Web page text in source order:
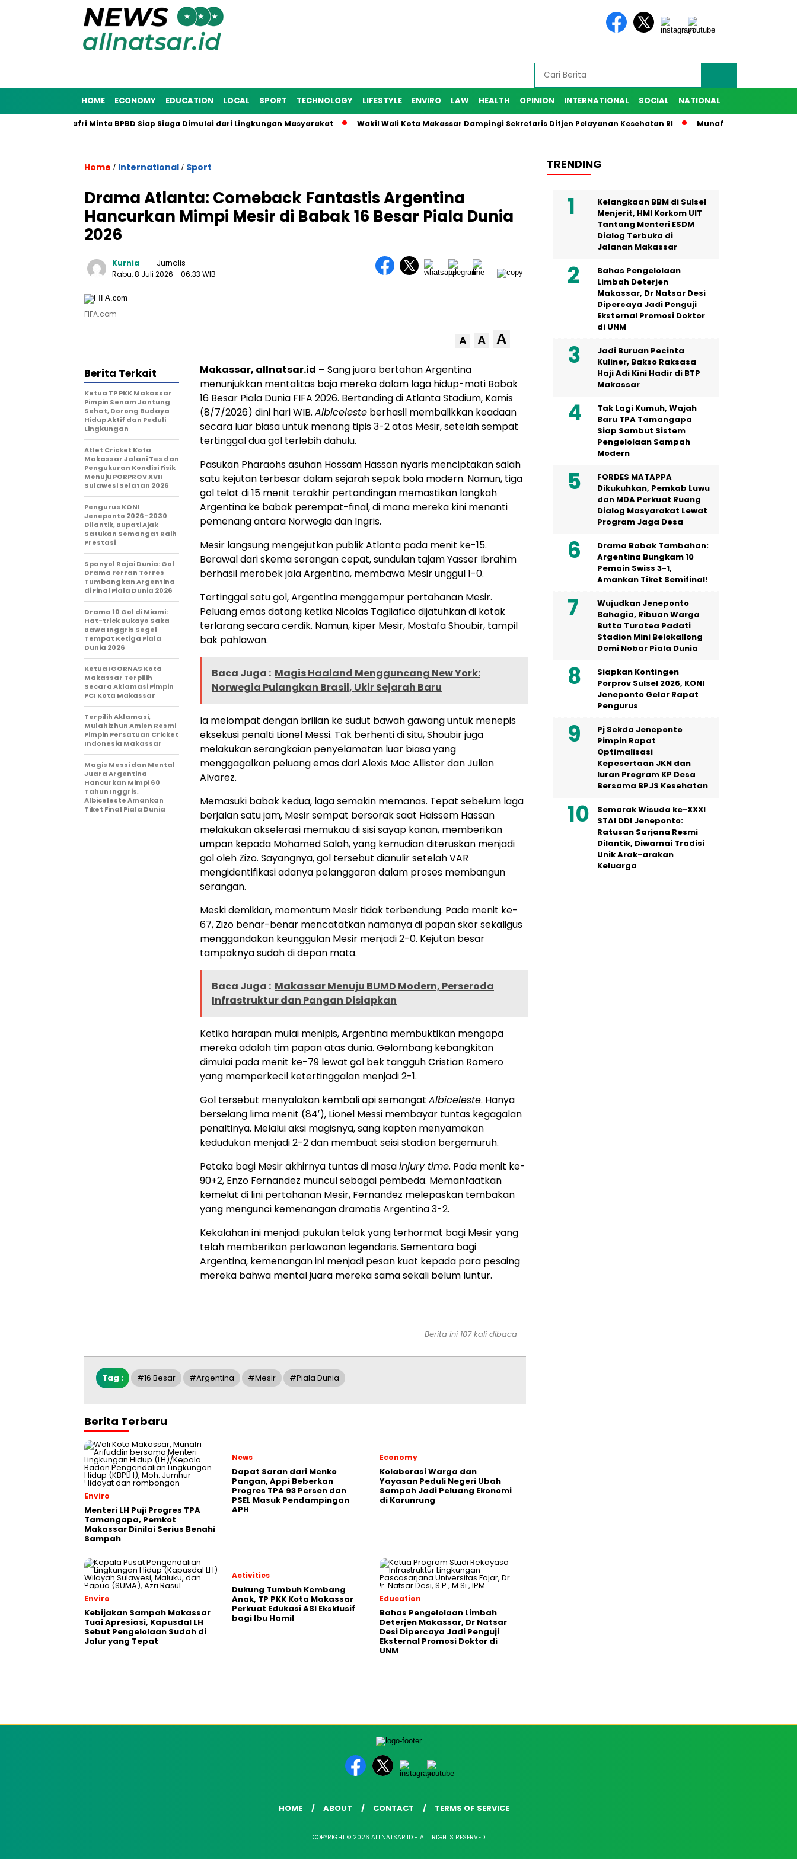
HOME ECONOMY EDUCATION LOCAL SPORT TECHNOLOGY LIFESTYLE ENVIRO LAW HEALTH OPINION INTERNATIONAL SOCIAL NATIONAL
2025, Munafri Minta BPBD Siap Siaga Dimulai dari Lingkungan Masyarakat Wakil Wali Kota Makassar Dampingi Sekretaris Ditjen Pelayanan Kesehatan RI Munafri Harap IKA
Home / International / Sport
Drama Atlanta: Comeback Fantastis Argentina
Hancurkan Mimpi Mesir di Babak 16 Besar Piala Dunia
2026
Kurnia
- Jurnalis
Rabu, 8 Juli 2026 - 06:33 WIB
FIFA.com
A A A
Makassar, allnatsar.id – Sang juara bertahan Argentina
menunjukkan mentalitas baja mereka dalam laga hidup-mati Babak
16 Besar Piala Dunia FIFA 2026. Bertanding di Atlanta Stadium, Kamis
(8/7/2026) dini hari WIB. Albiceleste berhasil membalikkan keadaan
secara luar biasa untuk menang tipis 3-2 atas Mesir, setelah sempat
tertinggal dua gol terlebih dahulu.
Pasukan Pharaohs asuhan Hossam Hassan nyaris menciptakan salah
satu kejutan terbesar dalam sejarah sepak bola modern. Namun, tiga
gol telat di 15 menit terakhir pertandingan memastikan langkah
Argentina ke babak perempat-final, di mana mereka kini menanti
pemenang antara Norwegia dan Ingris.
Mesir langsung mengejutkan publik Atlanta pada menit ke-15.
Berawal dari skema serangan cepat, sundulan tajam Yasser Ibrahim
berhasil merobek jala Argentina, membawa Mesir unggul 1-0.
Tertinggal satu gol, Argentina menggempur pertahanan Mesir.
Peluang emas datang ketika Nicolas Tagliafico dijatuhkan di kotak
terlarang secara cerdik. Namun, kiper Mesir, Mostafa Shoubir, tampil
bak pahlawan.
Baca Juga : Magis Haaland Mengguncang New York:
Norwegia Pulangkan Brasil, Ukir Sejarah Baru
Ia melompat dengan brilian ke sudut bawah gawang untuk menepis
eksekusi penalti Lionel Messi. Tak berhenti di situ, Shoubir juga
melakukan serangkaian penyelamatan luar biasa yang
menggagalkan peluang emas dari Alexis Mac Allister dan Julian
Alvarez.
Memasuki babak kedua, laga semakin memanas. Tepat sebelum laga
berjalan satu jam, Mesir sempat bersorak saat Haissem Hassan
melakukan akselerasi memukau di sisi sayap kanan, memberikan
umpan kepada Mohamed Salah, yang kemudian diteruskan menjadi
gol oleh Zizo. Sayangnya, gol tersebut dianulir setelah VAR
mengidentifikasi adanya pelanggaran dalam proses membangun
serangan.
Meski demikian, momentum Mesir tidak terbendung. Pada menit ke-
67, Zizo benar-benar mencatatkan namanya di papan skor sekaligus
menggandakan keunggulan Mesir menjadi 2-0. Kejutan besar
tampaknya sudah di depan mata.
Baca Juga : Makassar Menuju BUMD Modern, Perseroda
Infrastruktur dan Pangan Disiapkan
Ketika harapan mulai menipis, Argentina membuktikan mengapa
mereka adalah tim papan atas dunia. Gelombang kebangkitan
dimulai pada menit ke-79 lewat gol bek tangguh Cristian Romero
yang memperkecil ketertinggalan menjadi 2-1.
Gol tersebut menyalakan kembali api semangat Albiceleste. Hanya
berselang lima menit (84′), Lionel Messi membayar tuntas kegagalan
penaltinya. Melalui aksi magisnya, sang kapten menyamakan
kedudukan menjadi 2-2 dan membuat seisi stadion bergemuruh.
Petaka bagi Mesir akhirnya tuntas di masainjury time. Pada menit ke-
90+2, Enzo Fernandez muncul sebagai pembeda. Memanfaatkan
kemelut di lini pertahanan Mesir, Fernandez melepaskan tembakan
yang mengunci kemenangan dramatis Argentina 3-2.
Kekalahan ini menjadi pukulan telak yang terhormat bagi Mesir yang
telah memberikan perlawanan legendaris. Sementara bagi
Argentina, kemenangan ini menjadi pesan kuat kepada para pesaing
mereka bahwa mental juara mereka sama sekali belum luntur.
Berita Terkait
Ketua TP PKK Makassar
Pimpin Senam Jantung
Sehat, Dorong Budaya
Hidup Aktif dan Peduli
Lingkungan
Atlet Cricket Kota
Makassar Jalani Tes dan
Pengukuran Kondisi Fisik
Menuju PORPROV XVII
Sulawesi Selatan 2026
Pengurus KONI
Jeneponto 2026–2030
Dilantik, Bupati Ajak
Satukan Semangat Raih
Prestasi
Spanyol Rajai Dunia: Gol
Drama Ferran Torres
Tumbangkan Argentina
di Final Piala Dunia 2026
Drama 10 Gol di Miami:
Hat-trick Bukayo Saka
Bawa Inggris Segel
Tempat Ketiga Piala
Dunia 2026
Ketua IGORNAS Kota
Makassar Terpilih
Secara Aklamasi Pimpin
PCI Kota Makassar
Terpilih Aklamasi,
Mulahizhun Amien Resmi
Pimpin Persatuan Cricket
Indonesia Makassar
Magis Messi dan Mental
Juara Argentina
Hancurkan Mimpi 60
Tahun Inggris,
Albiceleste Amankan
Tiket Final Piala Dunia
Berita ini 107 kali dibaca
Tag : #16 Besar #Argentina #Mesir #Piala Dunia
Berita Terbaru
Enviro
Menteri LH Puji Progres TPA
Tamangapa, Pemkot
Makassar Dinilai Serius Benahi
Sampah
News
Dapat Saran dari Menko
Pangan, Appi Beberkan
Progres TPA 93 Persen dan
PSEL Masuk Pendampingan
APH
Economy
Kolaborasi Warga dan
Yayasan Peduli Negeri Ubah
Sampah Jadi Peluang Ekonomi
di Karunrung
Enviro
Kebijakan Sampah Makassar
Tuai Apresiasi, Kapusdal LH
Sebut Pengelolaan Sudah di
Jalur yang Tepat
Activities
Dukung Tumbuh Kembang
Anak, TP PKK Kota Makassar
Perkuat Edukasi ASI Eksklusif
bagi Ibu Hamil
Education
Bahas Pengelolaan Limbah
Deterjen Makassar, Dr Natsar
Desi Dipercaya Jadi Penguji
Eksternal Promosi Doktor di
UNM
TRENDING
Kelangkaan BBM di Sulsel
Menjerit, HMI Korkom UIT
Tantang Menteri ESDM
Dialog Terbuka di
Jalanan Makassar
Bahas Pengelolaan
Limbah Deterjen
Makassar, Dr Natsar Desi
Dipercaya Jadi Penguji
Eksternal Promosi Doktor
di UNM
Jadi Buruan Pecinta
Kuliner, Bakso Raksasa
Haji Adi Kini Hadir di BTP
Makassar
Tak Lagi Kumuh, Wajah
Baru TPA Tamangapa
Siap Sambut Sistem
Pengelolaan Sampah
Modern
FORDES MATAPPA
Dikukuhkan, Pemkab Luwu
dan MDA Perkuat Ruang
Dialog Masyarakat Lewat
Program Jaga Desa
Drama Babak Tambahan:
Argentina Bungkam 10
Pemain Swiss 3-1,
Amankan Tiket Semifinal!
Wujudkan Jeneponto
Bahagia, Ribuan Warga
Butta Turatea Padati
Stadion Mini Belokallong
Demi Nobar Piala Dunia
Siapkan Kontingen
Porprov Sulsel 2026, KONI
Jeneponto Gelar Rapat
Pengurus
Pj Sekda Jeneponto
Pimpin Rapat
Optimalisasi
Kepesertaan JKN dan
Iuran Program KP Desa
Bersama BPJS Kesehatan
Semarak Wisuda ke-XXXI
STAI DDI Jeneponto:
Ratusan Sarjana Resmi
Dilantik, Diwarnai Tradisi
Unik Arak-arakan
Keluarga
HOME ABOUT CONTACT TERMS OF SERVICE
COPYRIGHT © 2026 ALLNATSAR.ID - ALL RIGHTS RESERVED